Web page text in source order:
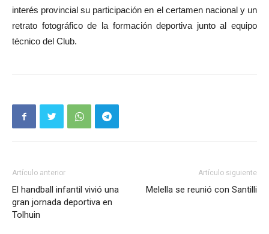
interés provincial su participación en el certamen nacional y un
retrato fotográfico de la formación deportiva junto al equipo
técnico del Club.
Artículo anterior
El handball infantil vivió una
gran jornada deportiva en
Tolhuin
Artículo siguiente
Melella se reunió con Santilli